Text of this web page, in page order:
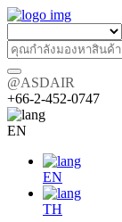
@ASDAIR
+66-2-452-0747
EN
EN
TH